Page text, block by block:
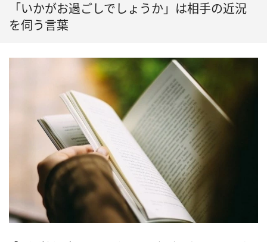
「いかがお過ごしでしょうか」は相手の近況
を伺う言葉